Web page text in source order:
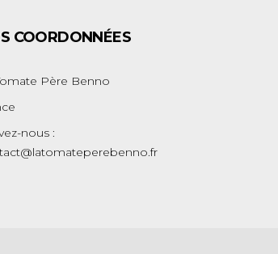
COORDONNÉES
Père Benno
nous :